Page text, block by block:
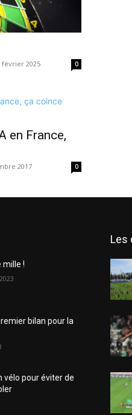
février 2025 0
en France,
2017 0
mille !
bilan pour la
vélo pour éviter de
Les